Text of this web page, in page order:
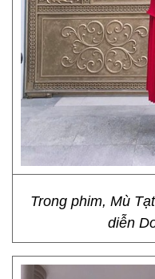
Trong phim, Mù
diễn